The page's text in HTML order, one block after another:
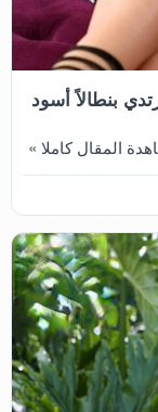
بنطالاً أسود
المقال كاملا »